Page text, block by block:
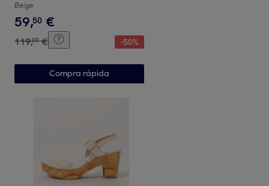
ST.LAURENT SANDAL color
Cream
Beige
59,50 €
119,00 € -50%
Compra rápida